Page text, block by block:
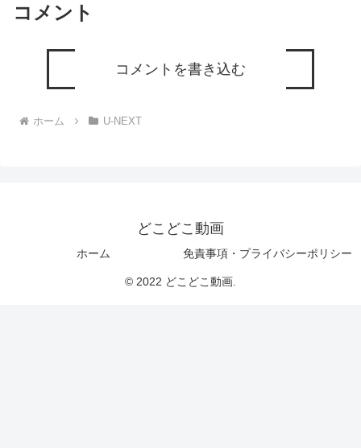
コメント
コメントを書き込む
ホーム U-NEXT
どこどこ動画
ホーム 免責事項・プライバシーポリシー
© 2022 どこどこ動画.